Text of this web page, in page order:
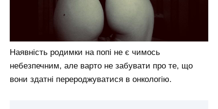
Наявність родимки на попі не є чимось
небезпечним, але варто не забувати про те, що
вони здатні перероджуватися в онкологію.